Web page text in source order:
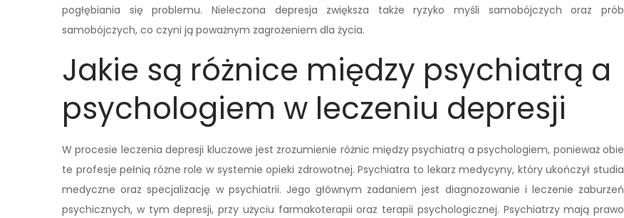
pogłębiania się problemu. Nieleczona depresja zwiększa także ryzyko myśli samobójczych oraz prób
samobójczych, co czyni ją poważnym zagrożeniem dla życia.
Jakie są różnice między psychiatrą a
psychologiem w leczeniu depresji
W procesie leczenia depresji kluczowe jest zrozumienie różnic między psychiatrą a psychologiem, ponieważ obie
te profesje pełnią różne role w systemie opieki zdrowotnej. Psychiatra to lekarz medycyny, który ukończył studia
medyczne oraz specjalizację w psychiatrii. Jego głównym zadaniem jest diagnozowanie i leczenie zaburzeń
psychicznych, w tym depresji, przy użyciu farmakoterapii oraz terapii psychologicznej. Psychiatrzy mają prawo